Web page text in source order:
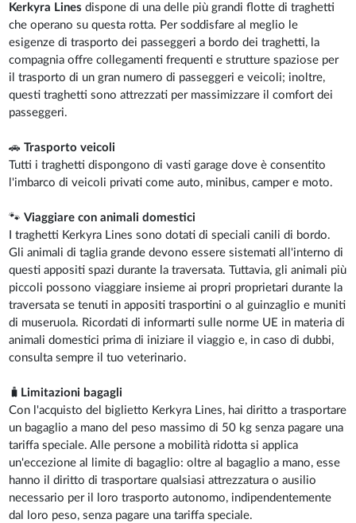
Kerkyra Lines dispone di una delle più grandi flotte di traghetti
che operano su questa rotta. Per soddisfare al meglio le
esigenze di trasporto dei passeggeri a bordo dei traghetti, la
compagnia offre collegamenti frequenti e strutture spaziose per
il trasporto di un gran numero di passeggeri e veicoli; inoltre,
questi traghetti sono attrezzati per massimizzare il comfort dei
passeggeri.
🚗Trasporto veicoli
Tutti i traghetti dispongono di vasti garage dove è consentito
l'imbarco di veicoli privati come auto, minibus, camper e moto.
🐾Viaggiare con animali domestici
I traghetti Kerkyra Lines sono dotati di speciali canili di bordo.
Gli animali di taglia grande devono essere sistemati all'interno di
questi appositi spazi durante la traversata. Tuttavia, gli animali più
piccoli possono viaggiare insieme ai propri proprietari durante la
traversata se tenuti in appositi trasportini o al guinzaglio e muniti
di museruola. Ricordati di informarti sulle norme UE in materia di
animali domestici prima di iniziare il viaggio e, in caso di dubbi,
consulta sempre il tuo veterinario.
🧳 Limitazioni bagagli
Con l'acquisto del biglietto Kerkyra Lines, hai diritto a trasportare
un bagaglio a mano del peso massimo di 50 kg senza pagare una
tariffa speciale. Alle persone a mobilità ridotta si applica
un'eccezione al limite di bagaglio: oltre al bagaglio a mano, esse
hanno il diritto di trasportare qualsiasi attrezzatura o ausilio
necessario per il loro trasporto autonomo, indipendentemente
dal loro peso, senza pagare una tariffa speciale.